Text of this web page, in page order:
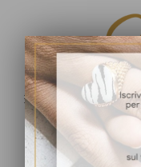
0